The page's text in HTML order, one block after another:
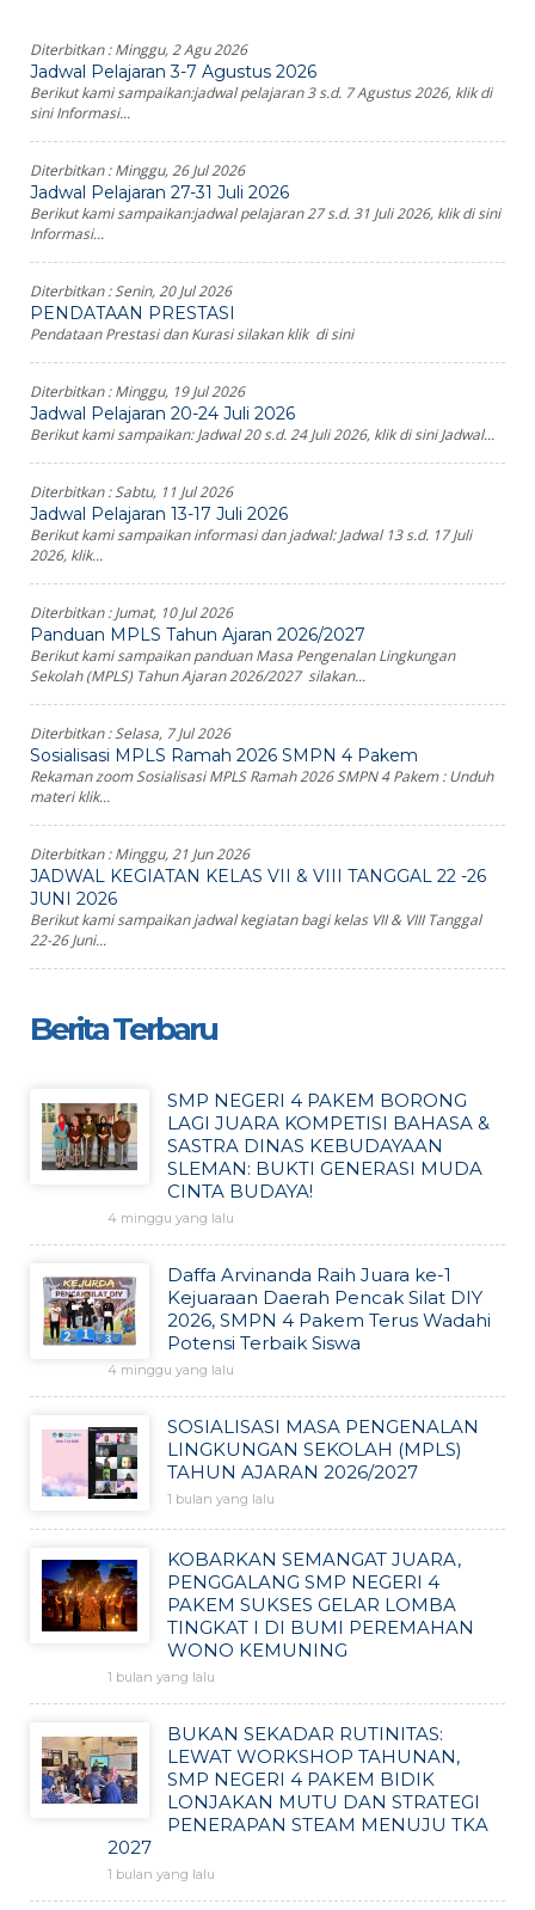
Diterbitkan :Minggu, 2 Agu 2026
Jadwal Pelajaran 3-7 Agustus 2026
Berikut kami sampaikan:jadwal pelajaran 3 s.d. 7 Agustus 2026, klik di
sini Informasi...
Diterbitkan :Minggu, 26 Jul 2026
Jadwal Pelajaran 27-31 Juli 2026
Berikut kami sampaikan:jadwal pelajaran 27 s.d. 31 Juli 2026, klik di sini
Informasi...
Diterbitkan :Senin, 20 Jul 2026
PENDATAAN PRESTASI
Pendataan Prestasi dan Kurasi silakan klik di sini
Diterbitkan :Minggu, 19 Jul 2026
Jadwal Pelajaran 20-24 Juli 2026
Berikut kami sampaikan: Jadwal 20 s.d. 24 Juli 2026, klik di sini Jadwal...
Diterbitkan :Sabtu, 11 Jul 2026
Jadwal Pelajaran 13-17 Juli 2026
Berikut kami sampaikan informasi dan jadwal: Jadwal 13 s.d. 17 Juli
2026, klik...
Diterbitkan :Jumat, 10 Jul 2026
Panduan MPLS Tahun Ajaran 2026/2027
Berikut kami sampaikan panduan Masa Pengenalan Lingkungan
Sekolah (MPLS) Tahun Ajaran 2026/2027 silakan...
Diterbitkan :Selasa, 7 Jul 2026
Sosialisasi MPLS Ramah 2026 SMPN 4 Pakem
Rekaman zoom Sosialisasi MPLS Ramah 2026 SMPN 4 Pakem : Unduh
materi klik...
Diterbitkan :Minggu, 21 Jun 2026
JADWAL KEGIATAN KELAS VII & VIII TANGGAL 22 -26
JUNI 2026
Berikut kami sampaikan jadwal kegiatan bagi kelas VII & VIII Tanggal
22-26 Juni...
Berita Terbaru
SMP NEGERI 4 PAKEM BORONG
LAGI JUARA KOMPETISI BAHASA &
SASTRA DINAS KEBUDAYAAN
SLEMAN: BUKTI GENERASI MUDA
CINTA BUDAYA!
4 minggu yang lalu
Daffa Arvinanda Raih Juara ke-1
Kejuaraan Daerah Pencak Silat DIY
2026, SMPN 4 Pakem Terus Wadahi
Potensi Terbaik Siswa
4 minggu yang lalu
SOSIALISASI MASA PENGENALAN
LINGKUNGAN SEKOLAH (MPLS)
TAHUN AJARAN 2026/2027
1 bulan yang lalu
KOBARKAN SEMANGAT JUARA,
PENGGALANG SMP NEGERI 4
PAKEM SUKSES GELAR LOMBA
TINGKAT I DI BUMI PEREMAHAN
WONO KEMUNING
1 bulan yang lalu
BUKAN SEKADAR RUTINITAS:
LEWAT WORKSHOP TAHUNAN,
SMP NEGERI 4 PAKEM BIDIK
LONJAKAN MUTU DAN STRATEGI
PENERAPAN STEAM MENUJU TKA
2027
1 bulan yang lalu